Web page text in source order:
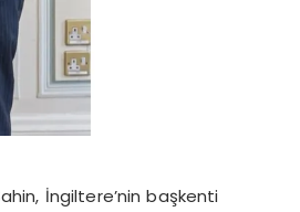
İngiltere’nin başkenti